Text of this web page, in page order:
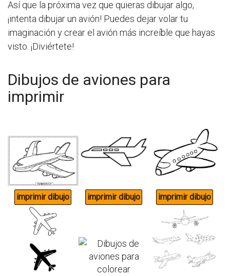
Así que la próxima vez que quieras dibujar algo,
¡intenta dibujar un avión! Puedes dejar volar tu
imaginación y crear el avión más increíble que hayas
visto. ¡Diviértete!
Dibujos de aviones para
imprimir